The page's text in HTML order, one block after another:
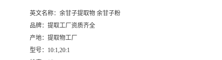
英文名称： 余甘子提取物 余甘子粉
品牌： 提取工厂资质齐全
产地： 提取物工厂
型号： 10:1,20:1